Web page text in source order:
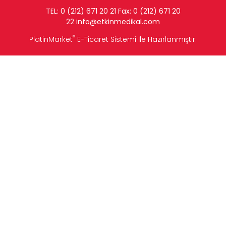
TEL: 0 (212) 671 20 21 Fax: 0 (212) 671 20
22 info@etkinmedikal.com
PlatinMarket® E-Ticaret Sistemi İle Hazırlanmıştır.